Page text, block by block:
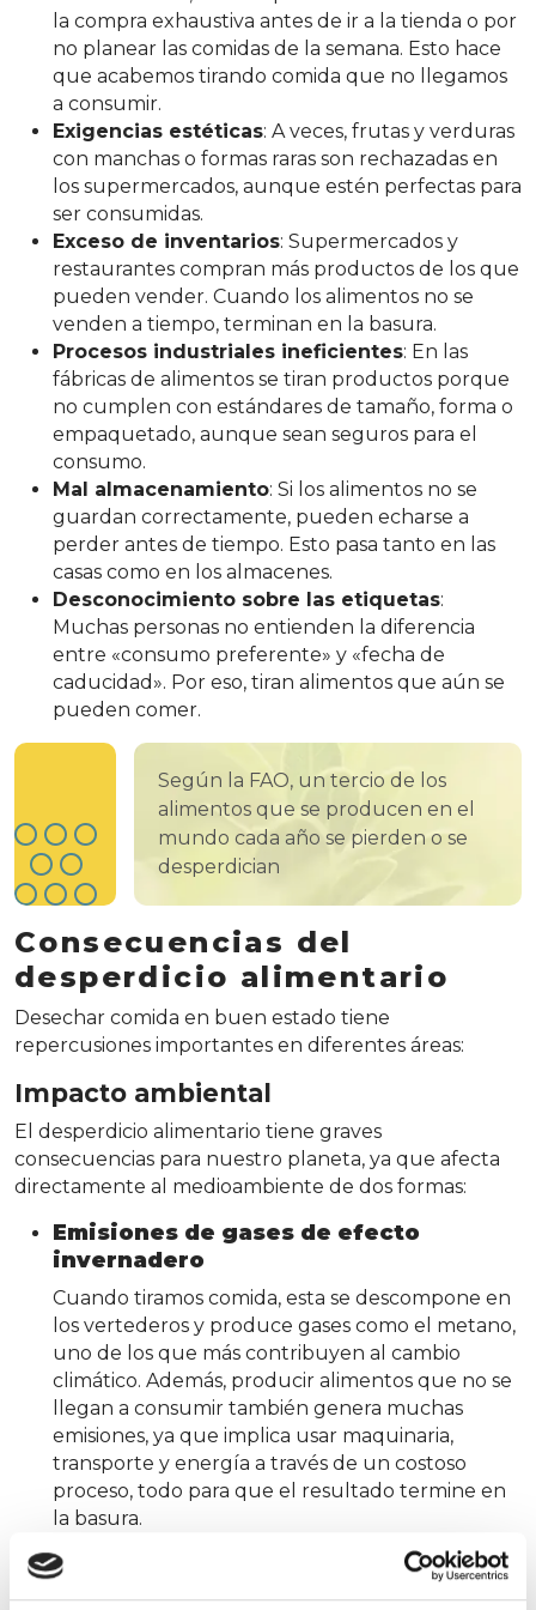
la compra exhaustiva antes de ir a la tienda o por
no planear las comidas de la semana. Esto hace
que acabemos tirando comida que no llegamos
a consumir.
Exigencias estéticas: A veces, frutas y verduras
con manchas o formas raras son rechazadas en
los supermercados, aunque estén perfectas para
ser consumidas.
Exceso de inventarios: Supermercados y
restaurantes compran más productos de los que
pueden vender. Cuando los alimentos no se
venden a tiempo, terminan en la basura.
Procesos industriales ineficientes: En las
fábricas de alimentos se tiran productos porque
no cumplen con estándares de tamaño, forma o
empaquetado, aunque sean seguros para el
consumo.
Mal almacenamiento: Si los alimentos no se
guardan correctamente, pueden echarse a
perder antes de tiempo. Esto pasa tanto en las
casas como en los almacenes.
Desconocimiento sobre las etiquetas:
Muchas personas no entienden la diferencia
entre «consumo preferente» y «fecha de
caducidad». Por eso, tiran alimentos que aún se
pueden comer.
Según la FAO, un tercio de los
alimentos que se producen en el
mundo cada año se pierden o se
desperdician
Consecuencias del
desperdicio alimentario
Desechar comida en buen estado tiene
repercusiones importantes en diferentes áreas:
Impacto ambiental
El desperdicio alimentario tiene graves
consecuencias para nuestro planeta, ya que afecta
directamente al medioambiente de dos formas:
Emisiones de gases de efecto
invernadero
Cuando tiramos comida, esta se descompone en
los vertederos y produce gases como el metano,
uno de los que más contribuyen al cambio
climático. Además, producir alimentos que no se
llegan a consumir también genera muchas
emisiones, ya que implica usar maquinaria,
transporte y energía a través de un costoso
proceso, todo para que el resultado termine en
la basura.
Consumo de recursos naturales
Cultivar alimentos requiere agua, tierra, energía